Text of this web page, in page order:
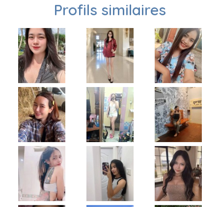
Profils similaires